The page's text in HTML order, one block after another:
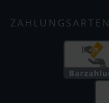
ZAHLUNGSARTEN